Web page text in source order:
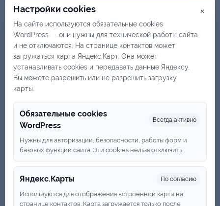
Летопись
Доска почета
Отзывы о конкурсах
Руководство, актив
Вступление
Контакты
Политика обработки персональных данных
+7 (831) 419-83-44
awd-russia@yandex.ru
Настройки cookies
На сайте используются обязательные cookies
WordPress — они нужны для технической работы сайта
и не отключаются. На странице контактов может
загружаться карта Яндекс.Карт. Она может
устанавливать cookies и передавать данные Яндексу.
Вы можете разрешить или не разрешить загрузку
карты.
×
Обязательные cookies
WordPress
Всегда активно
Нужны для авторизации, безопасности, работы форм и
базовых функций сайта. Эти cookies нельзя отключить.
Яндекс.Карты По согласию
Используются для отображения встроенной карты на
странице контактов. Карта загружается только после